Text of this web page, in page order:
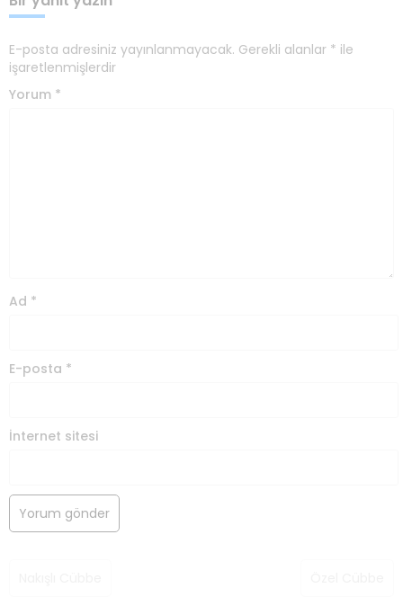
E-posta adresiniz yayınlanmayacak. Gerekli alanlar * ile
işaretlenmişlerdir
Yorum *
Ad *
E-posta *
İnternet sitesi